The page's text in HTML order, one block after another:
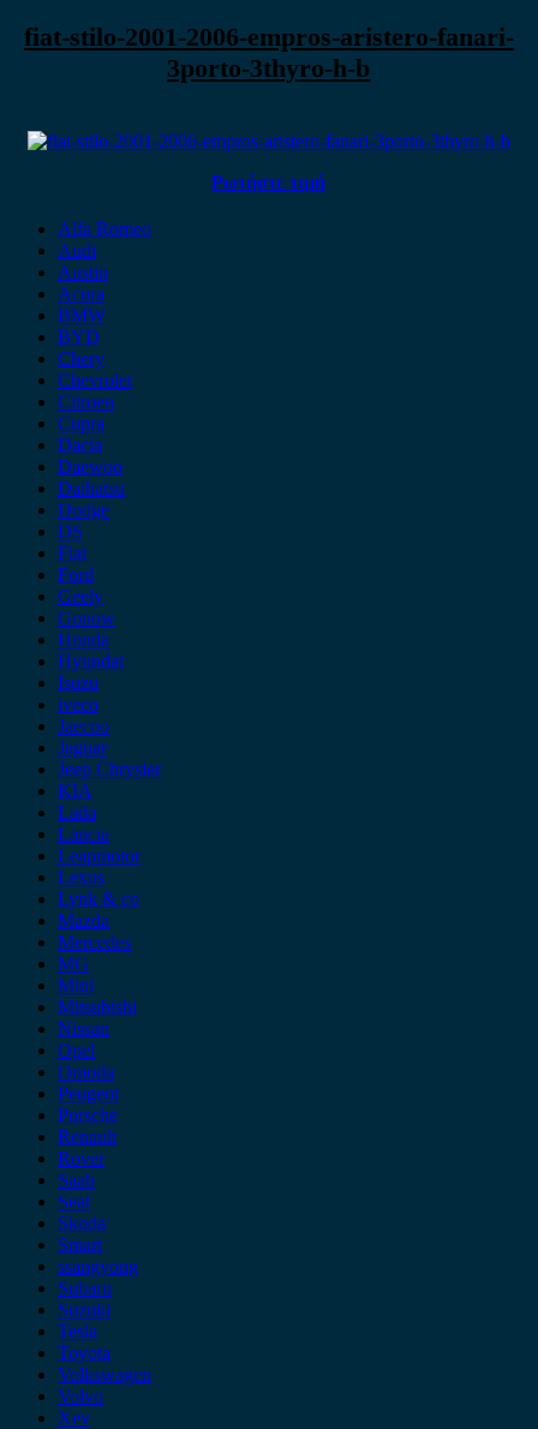
fiat-stilo-2001-2006-empros-aristero-fanari-
3porto-3thyro-h-b
Ρωτήστε τιμή
Alfa Romeo
Audi
Austin
Acura
BMW
BYD
Chery
Chevrolet
Citroen
Cupra
Dacia
Daewoo
Daihatsu
Dodge
DS
Fiat
Ford
Geely
Gonow
Honda
Hyundai
Isuzu
iveco
Jaecoo
Jaguar
Jeep Chrysler
KIA
Lada
Lancia
Leapmotor
Lexus
Lynk & co
Mazda
Mercedes
MG
Mini
Mitsubishi
Nissan
Opel
Omoda
Peugeot
Porsche
Renault
Rover
Saab
Seat
Skoda
Smart
ssangyong
Subaru
Suzuki
Tesla
Toyota
Volkswagen
Volvo
Xev